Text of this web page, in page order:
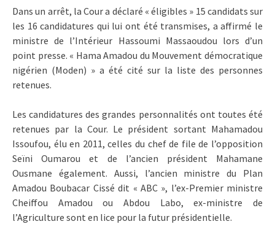
Dans un arrêt, la Cour a déclaré « éligibles » 15 candidats sur
les 16 candidatures qui lui ont été transmises, a affirmé le
ministre de l’Intérieur Hassoumi Massaoudou lors d’un
point presse. « Hama Amadou du Mouvement démocratique
nigérien (Moden) » a été cité sur la liste des personnes
retenues.
Les candidatures des grandes personnalités ont toutes été
retenues par la Cour. Le président sortant Mahamadou
Issoufou, élu en 2011, celles du chef de file de l’opposition
Seïni Oumarou et de l’ancien président Mahamane
Ousmane également. Aussi, l’ancien ministre du Plan
Amadou Boubacar Cissé dit « ABC », l’ex-Premier ministre
Cheiffou Amadou ou Abdou Labo, ex-ministre de
l’Agriculture sont en lice pour la futur présidentielle.